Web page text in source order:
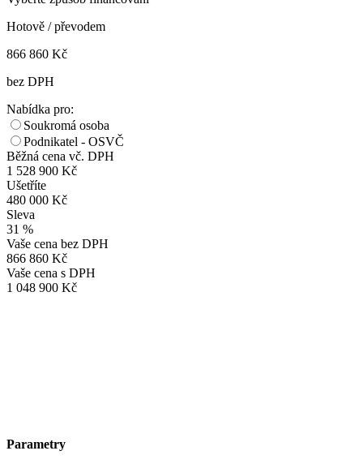
Hotově / převodem
866 860 Kč
bez DPH
Nabídka pro:
Soukromá osoba
Podnikatel - OSVČ
Běžná cena vč. DPH
1 528 900 Kč
Ušetříte
480 000 Kč
Sleva
31 %
Vaše cena bez DPH
866 860 Kč
Vaše cena s DPH
1 048 900 Kč
Parametry